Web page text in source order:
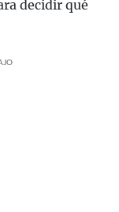
decidir qué